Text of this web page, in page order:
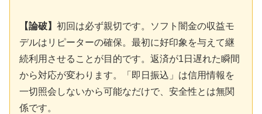
【論破】 初回は必ず親切です。ソフト闇金の収益モ
デルはリピーターの確保。最初に好印象を与えて継
続利用させることが目的です。返済が1日遅れた瞬間
から対応が変わります。「即日振込」は信用情報を
一切照会しないから可能なだけで、安全性とは無関
係です。